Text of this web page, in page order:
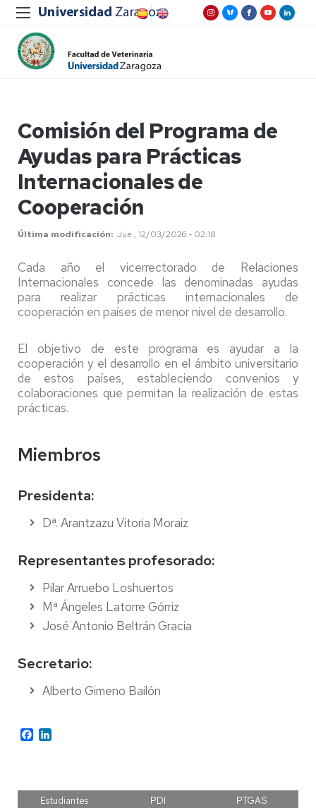
Comisión del Programa de
Ayudas para Prácticas
Internacionales de
Cooperación
Última modificación Jue , 12/03/2026 - 02:18
Cada año el vicerrectorado de Relaciones
Internacionales concede las denominadas ayudas
para realizar prácticas internacionales de
cooperación en países de menor nivel de desarrollo.
El objetivo de este programa es ayudar a la
cooperación y el desarrollo en el ámbito universitario
de estos países, estableciendo convenios y
colaboraciones que permitan la realización de estas
prácticas.
Miembros
Presidenta:
Dª. Arantzazu Vitoria Moraiz
Representantes profesorado:
Pilar Arruebo Loshuertos
Mª Ángeles Latorre Górriz
José Antonio Beltrán Gracia
Secretario:
Alberto Gimeno Bailón
Facebook
Estudiantes PDI PTGAS